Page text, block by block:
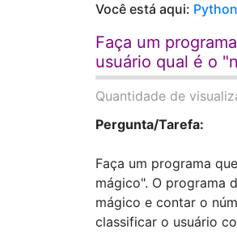
Você está aqui: Python
Faça um
usuário qual é o
Quantidade de
Pergunta/Tarefa:
Faça um programa
mágico". O programa
mágico e contar o
classificar o usuário